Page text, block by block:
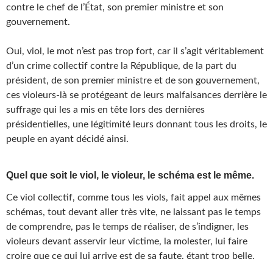
contre le chef de l’État, son premier ministre et son
gouvernement.
Oui, viol, le mot n’est pas trop fort, car il s’agit véritablement
d’un crime collectif contre la République, de la part du
président, de son premier ministre et de son gouvernement,
ces violeurs-là se protégeant de leurs malfaisances derrière le
suffrage qui les a mis en tête lors des dernières
présidentielles, une légitimité leurs donnant tous les droits, le
peuple en ayant décidé ainsi.
Quel que soit le viol, le violeur, le schéma est le même.
Ce viol collectif, comme tous les viols, fait appel aux mêmes
schémas, tout devant aller très vite, ne laissant pas le temps
de comprendre, pas le temps de réaliser, de s’indigner, les
violeurs devant asservir leur victime, la molester, lui faire
croire que ce qui lui arrive est de sa faute, étant trop belle,